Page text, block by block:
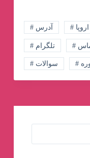
رویال
💖
# آدرس # اروپا
# تلگرام
# سوالات